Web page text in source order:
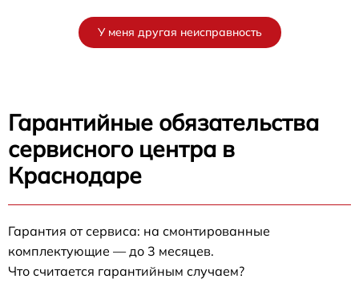
У меня другая неисправность
Гарантийные обязательства
сервисного центра в
Краснодаре
Гарантия от сервиса: на смонтированные
комплектующие — до 3 месяцев.
Что считается гарантийным случаем?